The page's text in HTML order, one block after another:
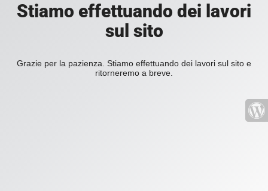
Stiamo effettuando dei lavori
sul sito
Grazie per la pazienza. Stiamo effettuando dei lavori sul sito e
ritorneremo a breve.